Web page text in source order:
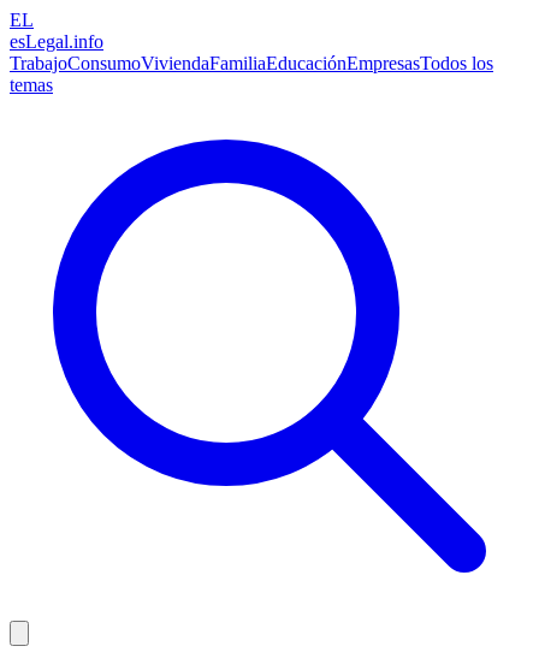
EL
esLegal.info
TrabajoConsumoViviendaFamiliaEducaciónEmpresasTodos los
temas